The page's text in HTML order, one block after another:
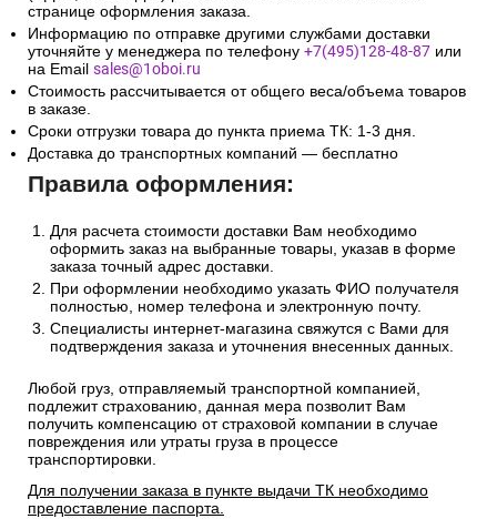
странице оформления заказа.
Информацию по отправке другими службами доставки
уточняйте у менеджера по телефону +7(495)128-48-87 или
на Email sales@1oboi.ru
Стоимость рассчитывается от общего веса/объема товаров
в заказе.
Сроки отгрузки товара до пункта приема ТК: 1-3 дня.
Доставка до транспортных компаний — бесплатно
Правила оформления:
Для расчета стоимости доставки Вам необходимо
оформить заказ на выбранные товары, указав в форме
заказа точный адрес доставки.
При оформлении необходимо указать ФИО получателя
полностью, номер телефона и электронную почту.
Специалисты интернет-магазина свяжутся с Вами для
подтверждения заказа и уточнения внесенных данных.
Любой груз, отправляемый транспортной компанией,
подлежит страхованию, данная мера позволит Вам
получить компенсацию от страховой компании в случае
повреждения или утраты груза в процессе
транспортировки.
Для получении заказа в пункте выдачи ТК необходимо
предоставление паспорта.